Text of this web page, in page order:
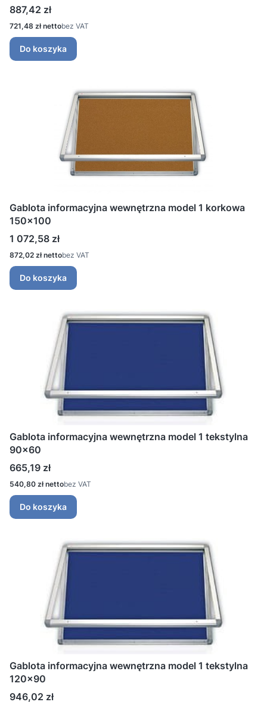
Cena
887,42 zł
Cena
721,48 zł bez VAT
Do koszyka
Gablota informacyjna wewnętrzna model 1 korkowa
150x100
Cena
1 072,58 zł
Cena
872,02 zł bez VAT
Do koszyka
Gablota informacyjna wewnętrzna model 1 tekstylna
90x60
Cena
665,19 zł
Cena
540,80 zł bez VAT
Do koszyka
Gablota informacyjna wewnętrzna model 1 tekstylna
120x90
Cena
946,02 zł